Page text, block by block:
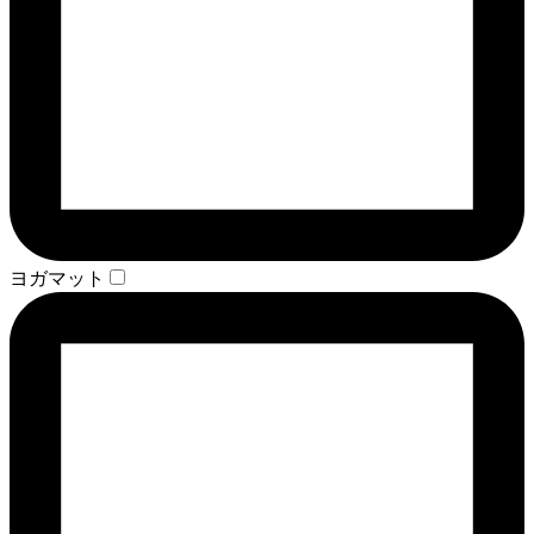
ヨガマット